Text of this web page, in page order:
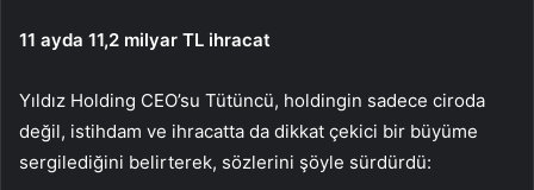
11 ayda 11,2 milyar TL ihracat
Yıldız Holding CEO’su Tütüncü, holdingin sadece ciroda
değil, istihdam ve ihracatta da dikkat çekici bir büyüme
sergilediğini belirterek, sözlerini şöyle sürdürdü: